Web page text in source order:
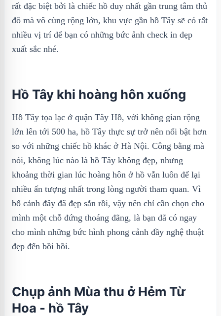
rất đặc biệt bởi là chiếc hồ duy nhất gần trung tâm thủ
đô mà vô cùng rộng lớn, khu vực gần hồ Tây sẽ có rất
nhiều vị trí để bạn có những bức ảnh check in đẹp
xuất sắc nhé.
Hồ Tây khi hoàng hôn xuống
Hồ Tây tọa lạc ở quận Tây Hồ, với không gian rộng
lớn lên tới 500 ha, hồ Tây thực sự trở nên nổi bật hơn
so với những chiếc hồ khác ở Hà Nội. Công bằng mà
nói, không lúc nào là hồ Tây không đẹp, nhưng
khoảng thời gian lúc hoàng hôn ở hồ vẫn luôn để lại
nhiều ấn tượng nhất trong lòng người tham quan. Vì
bố cảnh đây đã đẹp sẵn rồi, vậy nên chỉ cần chọn cho
mình một chỗ đứng thoáng đãng, là bạn đã có ngay
cho mình những bức hình phong cảnh đầy nghệ thuật
đẹp đến bồi hồi.
Chụp ảnh Mùa thu ở Hẻm Từ
Hoa - hồ Tây